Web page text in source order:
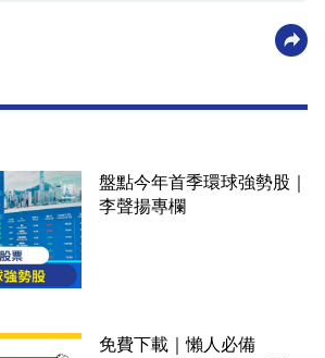
盤點今年首季環球強勢股｜
李聲揚專欄
免費下載｜懶人必備